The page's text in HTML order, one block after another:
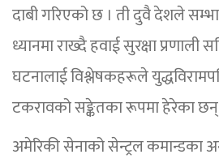
दाबी गरिएको छ । ती दुवै देशले
ध्यानमा राख्दै हवाई सुरक्षा प्रणाली
घटनालाई विश्लेषकहरूले
टकरावको सङ्केतका रूपमा हेरेका छन्
अमेरिकी सेनाको सेन्ट्रल कमान्डका